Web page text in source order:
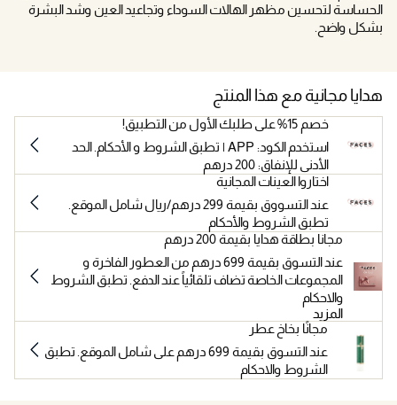
الحساسة لتحسين مظهر الهالات السوداء وتجاعيد العين وشد البشرة
بشكل واضح.
هدايا مجانية مع هذا المنتج
خصم 15% على طلبك الأول من التطبيق!
استخدم الكود: APP | تطبق الشروط و الأحكام. الحد
الأدنى للإنفاق: 200 درهم
اختاروا العينات المجانية
عند التسووق بقيمة 299 درهم/ريال شامل الموقع.
تطبق الشروط والأحكام
مجانا بطاقة هدايا بقيمة 200 درهم
عند التسوق بقيمة 699 درهم من العطور الفاخرة و
المجموعات الخاصة تضاف تلقائياً عند الدفع. تطبق الشروط
والاحكام
المزيد
مجانًا بخاخ عطر
عند التسوق بقيمة 699 درهم على شامل الموقع. تطبق
الشروط والاحكام